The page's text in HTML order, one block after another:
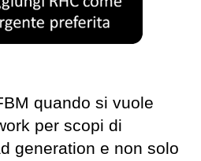
quando si vuole
per scopi di
generation e non solo